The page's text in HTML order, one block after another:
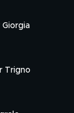
Trigno